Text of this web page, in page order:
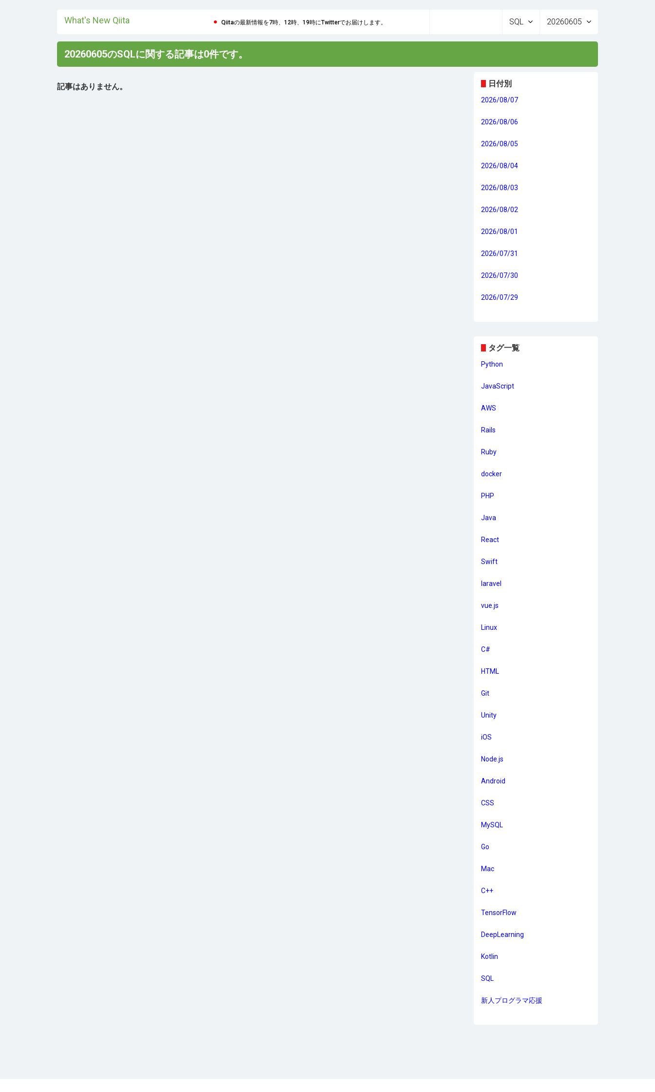
What's New Qiita Qiitaの最新情報を7時、12時、19時にTwitterでお届けします。 SQL 20260605
20260605のSQLに関する記事は0件です。
記事はありません。 日付別
2026/08/07
2026/08/06
2026/08/05
2026/08/04
2026/08/03
2026/08/02
2026/08/01
2026/07/31
2026/07/30
2026/07/29
タグ一覧
Python
JavaScript
AWS
Rails
Ruby
docker
PHP
Java
React
Swift
laravel
vue.js
Linux
C#
HTML
Git
Unity
iOS
Node.js
Android
CSS
MySQL
Go
Mac
C++
TensorFlow
DeepLearning
Kotlin
SQL
新人プログラマ応援